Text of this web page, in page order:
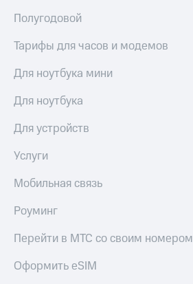
Другое
Регистратор
Реквизиты
Контакты
развитие
деловая этика
На главную
Полугодовой
Тарифы для часов и модемов
Для ноутбука мини
Для ноутбука
Для устройств
Услуги
Мобильная связь
Роуминг
Перейти в МТС со своим номером
Оформить eSIM